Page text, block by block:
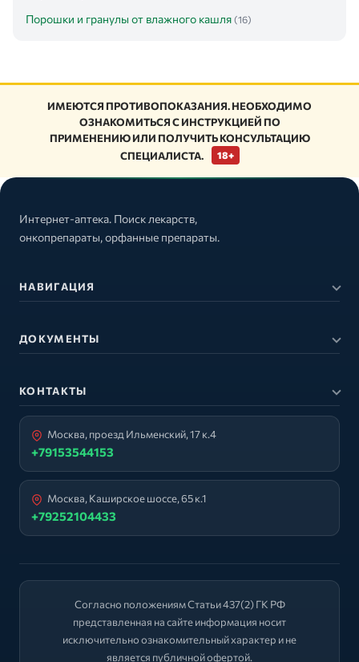
Порошки и гранулы от влажного кашля (16)
ИМЕЮТСЯ ПРОТИВОПОКАЗАНИЯ. НЕОБХОДИМО
ОЗНАКОМИТЬСЯ С ИНСТРУКЦИЕЙ ПО
ПРИМЕНЕНИЮ ИЛИ ПОЛУЧИТЬ КОНСУЛЬТАЦИЮ
СПЕЦИАЛИСТА.
18+
Интернет-аптека. Поиск лекарств,
онкопрепараты, орфанные препараты.
НАВИГАЦИЯ
ДОКУМЕНТЫ
КОНТАКТЫ
Москва, проезд Ильменский, 17 к.4
+79153544153
Москва, Каширское шоссе, 65 к.1
+79252104433
Согласно положениям Статьи 437(2) ГК РФ
представленная на сайте информация носит
исключительно ознакомительный характер и не
является публичной офертой.